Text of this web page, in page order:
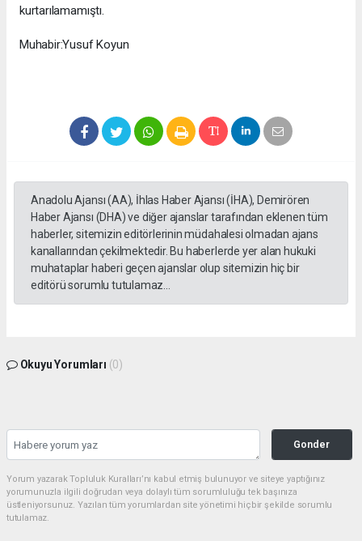
kurtarılamamıştı.
Muhabir:Yusuf Koyun
Anadolu Ajansı (AA), İhlas Haber Ajansı (İHA), Demirören
Haber Ajansı (DHA) ve diğer ajanslar tarafından eklenen tüm
haberler, sitemizin editörlerinin müdahalesi olmadan ajans
kanallarından çekilmektedir. Bu haberlerde yer alan hukuki
muhataplar haberi geçen ajanslar olup sitemizin hiç bir
editörü sorumlu tutulamaz...
Okuyu Yorumları (0)
Gonder
Yorum yazarak Topluluk Kuralları’nı kabul etmiş bulunuyor ve siteye yaptığınız
yorumunuzla ilgili doğrudan veya dolaylı tüm sorumluluğu tek başınıza
üstleniyorsunuz. Yazılan tüm yorumlardan site yönetimi hiçbir şekilde sorumlu
tutulamaz.